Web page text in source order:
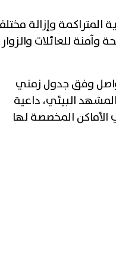
المتراكمة وإزالة
للعائلات والزوار
وفق جدول زمني
البيئي، داعية
المخصصة لها